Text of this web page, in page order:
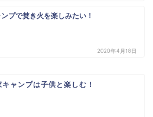
プで焚き火を楽しみたい！
2020年4月18日
キャンプは子供と楽しむ！